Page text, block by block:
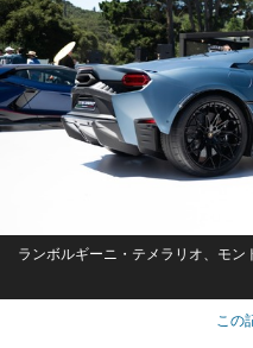
ランボルギーニ・テメラリオ、モン
この